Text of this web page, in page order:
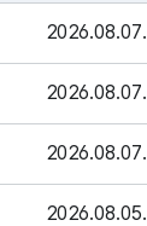
2026.08.07.
2026.08.07.
2026.08.07.
2026.08.05.